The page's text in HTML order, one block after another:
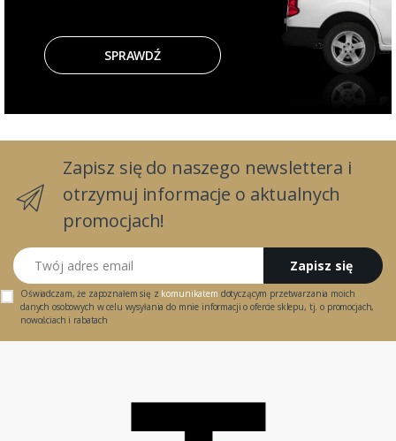
SPRAWDŹ
Zapisz się do naszego newslettera i
otrzymuj informacje o aktualnych
promocjach!
Twój adres email
Zapisz się
Oświadczam, że zapoznałem się z komunikatem dotyczącym przetwarzania moich
danych osobowych w celu wysyłania do mnie informacji o ofercie sklepu, tj. o promocjach,
nowościach i rabatach